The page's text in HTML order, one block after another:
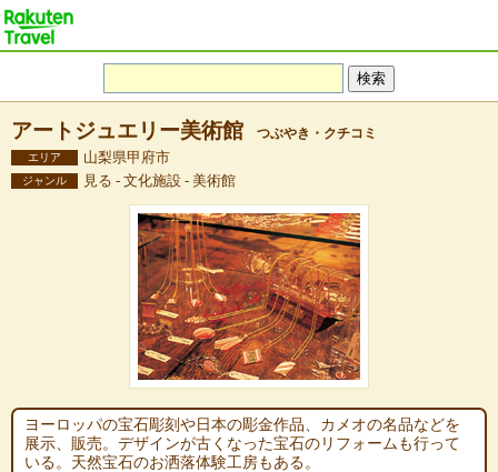
アートジュエリー美術館 つぶやき・クチコミ
エリア 山梨県甲府市
ジャンル 見る - 文化施設 - 美術館
ヨーロッパの宝石彫刻や日本の彫金作品、カメオの名品などを
展示、販売。デザインが古くなった宝石のリフォームも行って
いる。天然宝石のお洒落体験工房もある。